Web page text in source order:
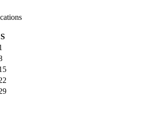
BONHEUR POUR ISRAEL ET LES NATIONS
GUERRE DE GOG ET MAGOG
S